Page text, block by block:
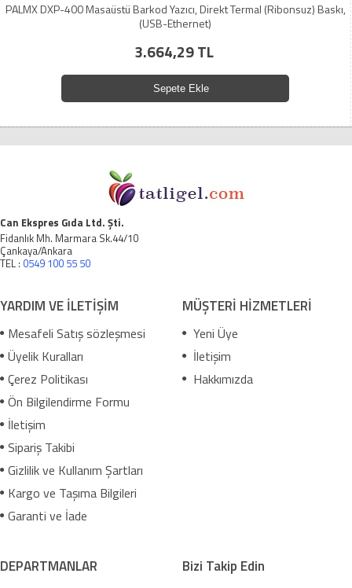
PALMX DXP-400 Masaüstü Barkod Yazıcı, Direkt Termal (Ribonsuz) Baskı,
(USB-Ethernet)
3.664,29 TL
Sepete Ekle
Can Ekspres Gıda Ltd. Şti.
Fidanlık Mh. Marmara Sk.44/10
Çankaya/Ankara
TEL : 0549 100 55 50
YARDIM VE İLETİŞİM
Mesafeli Satış sözleşmesi
Üyelik Kuralları
Çerez Politikası
Ön Bilgilendirme Formu
İletişim
Sipariş Takibi
Gizlilik ve Kullanım Şartları
Kargo ve Taşıma Bilgileri
Garanti ve İade
MÜŞTERİ HİZMETLERİ
Yeni Üye
İletişim
Hakkımızda
DEPARTMANLAR Bizi Takip Edin